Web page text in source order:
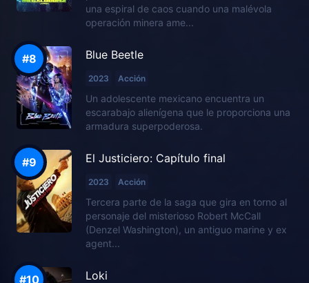
una espiral de caos cuando una malévola
operación minera ame...
Blue Beetle
2023 Acción
Un adolescente mexicano encuentra un
escarabajo alienígena que le proporciona una
armadura superpoderosa.
El Justiciero: Capítulo final
2023 Acción
Tercera parte de la saga que gira en torno al
personaje del misterioso Robert McCall
(Denzel Washington), un antiguo marine y ex
agent...
Loki